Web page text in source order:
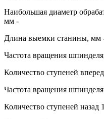
Наибольшая диаметр
мм -
Длина выемки станины, мм
Частота вращения
Количество ступеней
Частота вращения
Количество ступеней назад